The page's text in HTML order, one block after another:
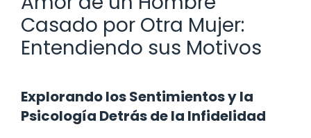
Casado por Otra Mujer:
Entendiendo sus Motivos
Explorando los Sentimientos y la
Psicología Detrás de la Infidelidad